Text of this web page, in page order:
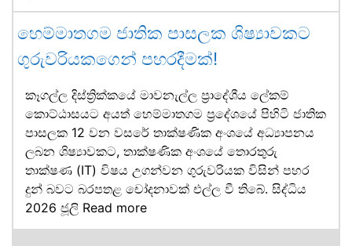
හෙම්මාතගම ජාතික පාසලක ශිෂ්‍යාවකට
ගුරුවරියකගෙන් පහරදීමක්!
කෑගල්ල දිස්ත්‍රික්කයේ මාවනැල්ල ප්‍රාදේශීය ලේකම්
කොට්ඨාසයට අයත් හෙම්මාතගම ප්‍රදේශයේ පිහිටි ජාතික
පාසලක 12 වන වසරේ තාක්ෂණික අංශයේ අධ්‍යාපනය
ලබන ශිෂ්‍යාවකට, තාක්ෂණික අංශයේ තොරතුරු
තාක්ෂණ (IT) විෂය උගන්වන ගුරුවරියක විසින් පහර
දුන් බවට බරපතළ චෝදනාවක් එල්ල වී තිබේ. සිද්ධිය
2026 ජූලි Read more